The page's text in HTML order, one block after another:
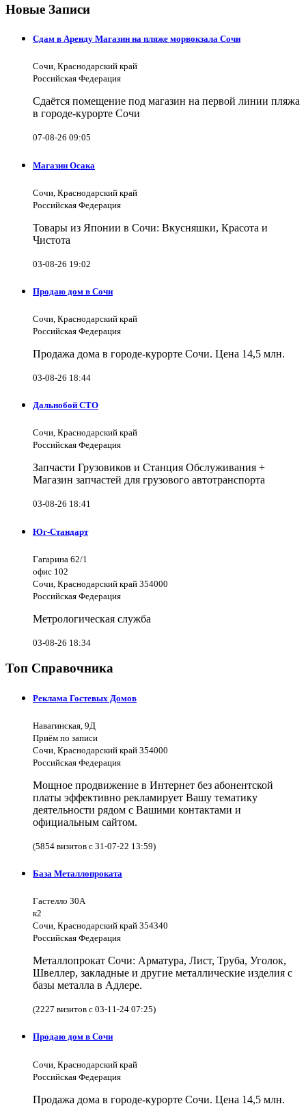
Новые Записи
Сдам в Аренду Магазин на пляже морвокзала Сочи
Сочи, Краснодарский край
Российская Федерация
Сдаётся помещение под магазин на первой линии пляжа
в городе-курорте Сочи
07-08-26 09:05
Магазин Осака
Сочи, Краснодарский край
Российская Федерация
Товары из Японии в Сочи: Вкусняшки, Красота и
Чистота
03-08-26 19:02
Продаю дом в Сочи
Сочи, Краснодарский край
Российская Федерация
Продажа дома в городе-курорте Сочи. Цена 14,5 млн.
03-08-26 18:44
Дальнобой СТО
Сочи, Краснодарский край
Российская Федерация
Запчасти Грузовиков и Станция Обслуживания +
Магазин запчастей для грузового автотранспорта
03-08-26 18:41
Юг-Стандарт
Гагарина 62/1
офис 102
Сочи, Краснодарский край 354000
Российская Федерация
Метрологическая служба
03-08-26 18:34
Топ Справочника
Реклама Гостевых Домов
Навагинская, 9Д
Приём по записи
Сочи, Краснодарский край 354000
Российская Федерация
Мощное продвижение в Интернет без абонентской
платы эффективно рекламирует Вашу тематику
деятельности рядом с Вашими контактами и
официальным сайтом.
(5854 визитов с 31-07-22 13:59)
База Металлопроката
Гастелло 30А
к2
Сочи, Краснодарский край 354340
Российская Федерация
Металлопрокат Сочи: Арматура, Лист, Труба, Уголок,
Швеллер, закладные и другие металлические изделия с
базы металла в Адлере.
(2227 визитов с 03-11-24 07:25)
Продаю дом в Сочи
Сочи, Краснодарский край
Российская Федерация
Продажа дома в городе-курорте Сочи. Цена 14,5 млн.